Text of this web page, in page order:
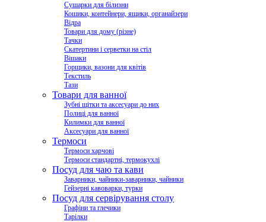
Сушарки для білизни
Кошики, контейнери, ящики, органайзери
Відра
Товари для дому (різне)
Тачки
Скатертини і серветки на стіл
Вішаки
Горщики, вазони для квітів
Текстиль
Тази
Товари для ванної
Зубні щітки та аксесуари до них
Полиці для ванної
Килимки для ванної
Аксесуари для ванної
Термоси
Термоси харчові
Термоси стандартні, термокухлі
Посуд для чаю та кави
Заварники, чайники-заварники, чайники
Гейзерні кавоварки, турки
Посуд для сервірування столу
Графіни та глечики
Тарілки